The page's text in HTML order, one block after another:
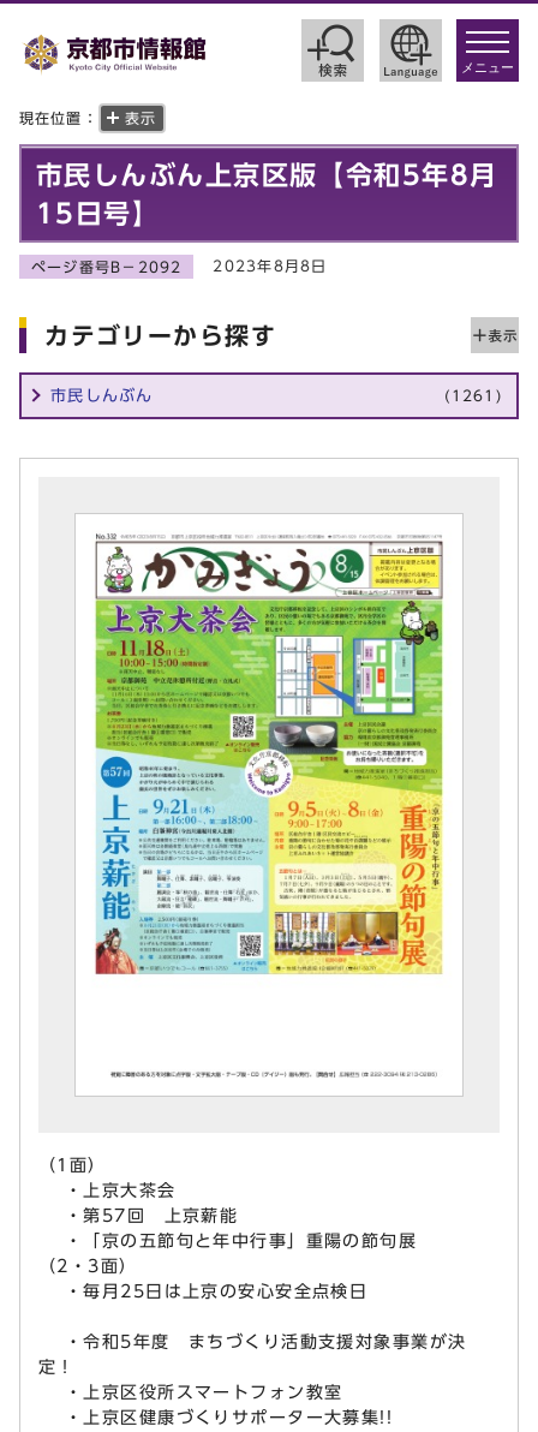
toggle
メニュー
現在位置： 表示
市民しんぶん上京区版【令和5年8月
15日号】
ページ番号B－2092 2023年8月8日
カテゴリーから探す
市民しんぶん (1261)
（1面）
・上京大茶会
・第57回 上京薪能
・「京の五節句と年中行事」重陽の節句展
（2・3面）
・毎月25日は上京の安心安全点検日
・令和5年度 まちづくり活動支援対象事業が決
定！
・上京区役所スマートフォン教室
・上京区健康づくりサポーター大募集!!